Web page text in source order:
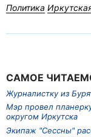
Политика
САМОЕ
Журналистку из
Мэр провел
округом Иркутска
Экипаж "Сессны"